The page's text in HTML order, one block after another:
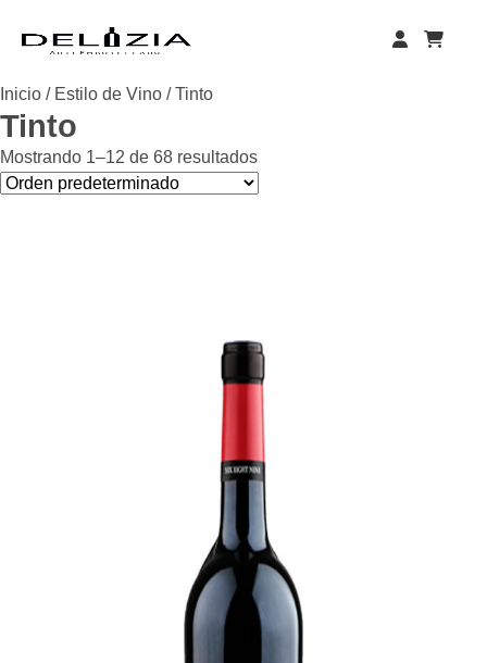
Inicio / Estilo de Vino / Tinto
Tinto
Mostrando 1–12 de 68 resultados